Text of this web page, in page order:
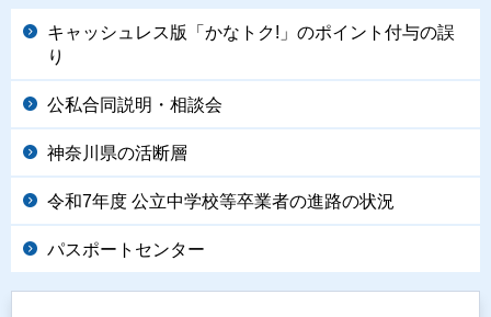
キャッシュレス版「かなトク!」のポイント付与の誤
り
公私合同説明・相談会
神奈川県の活断層
令和7年度 公立中学校等卒業者の進路の状況
パスポートセンター